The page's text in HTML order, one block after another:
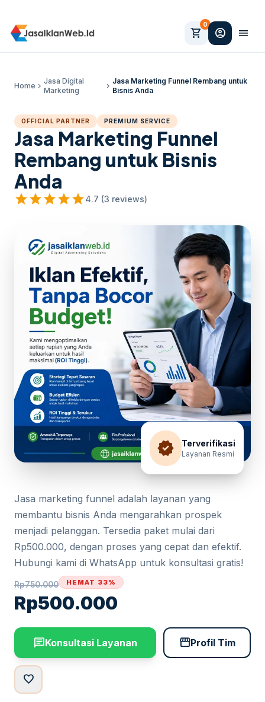
shopping_cart
0
account_circle menu
Home chevron_right
Jasa Digital
Marketing
chevron_right
Jasa Marketing Funnel Rembang untuk
Bisnis Anda
OFFICIAL PARTNER PREMIUM SERVICE
Jasa Marketing Funnel
Rembang untuk Bisnis
Anda
starstarstarstarstar4.7 (3 reviews)
verified Terverifikasi
Layanan Resmi
Jasa marketing funnel adalah layanan yang
membantu bisnis Anda mengarahkan prospek
menjadi pelanggan. Tersedia paket mulai dari
Rp500.000, dengan proses yang cepat dan efektif.
Hubungi kami di WhatsApp untuk konsultasi gratis!
Rp750.000
Rp500.000
HEMAT 33%
chatKonsultasi Layanan storefrontProfil Tim
favorite